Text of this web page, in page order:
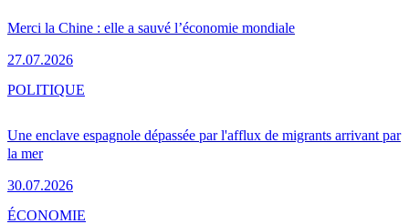
Merci la Chine : elle a sauvé l’économie mondiale
27.07.2026
Une enclave espagnole dépassée par l'afflux de migrants arrivant par
la mer
30.07.2026
POLITIQUE
ÉCONOMIE